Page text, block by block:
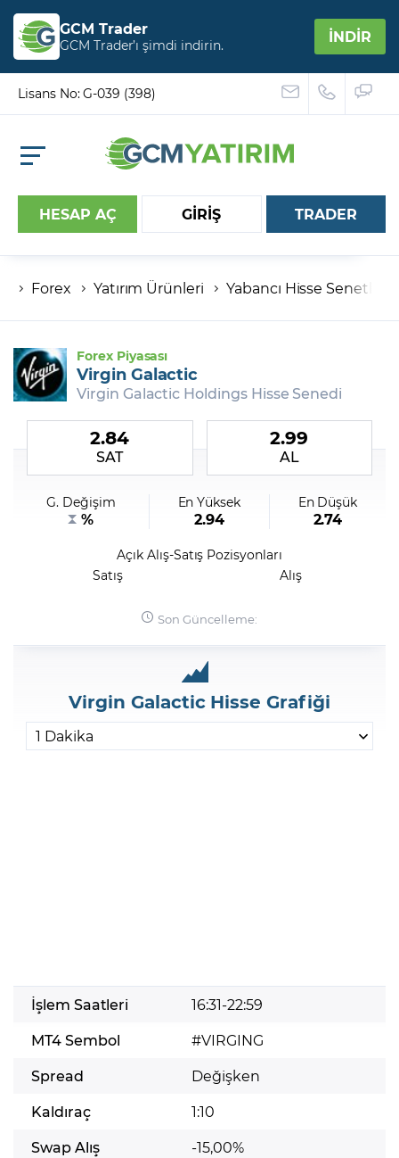
GCM Trader
GCM Trader’ı şimdi indirin. İNDİR
Lisans No: G-039 (398)
HESAP AÇ GİRİŞ
Hesap numaranız
Şifremi Unuttum
TRADER
Forex Yatırım Ürünleri Yabancı Hisse Senetleri
Forex Piyasası
Virgin Galactic
Virgin Galactic Holdings Hisse Senedi
2.84
SAT
2.99
AL
G. Değişim
%
En Yüksek
2.94
En Düşük
2.74
Açık Alış-Satış Pozisyonları
Satış
Alış
Son Güncelleme:
Virgin Galactic Hisse Grafiği
İşlem Saatleri
16:31-22:59
MT4 Sembol
#VIRGING
Spread
Değişken
Kaldıraç
1:10
Swap Alış
-15,00%